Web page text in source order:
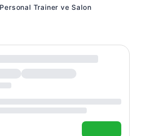
Trainer ve Salon